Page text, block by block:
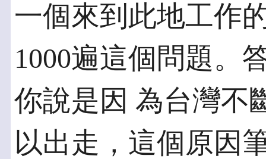
一個來到此地工作
1000遍這個問題。
你說是因 為台灣不
以出走，這個原因